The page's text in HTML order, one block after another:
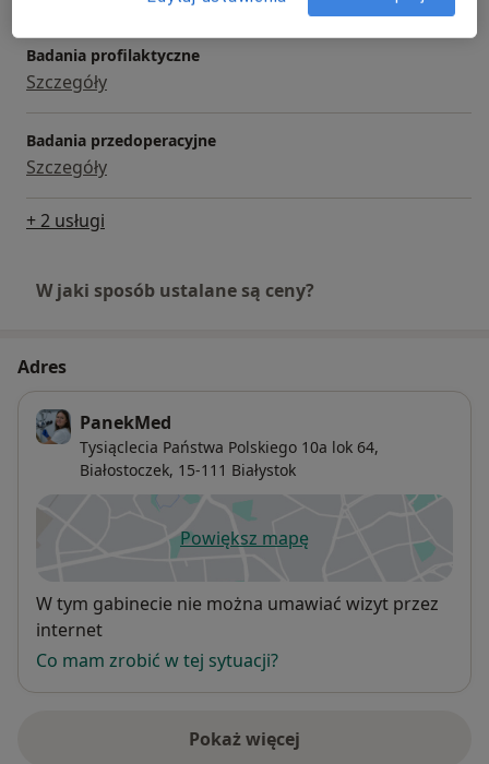
Badania profilaktyczne
Szczegóły
Badania przedoperacyjne
Szczegóły
+ 2 usługi
W jaki sposób ustalane są ceny?
Adres
PanekMed
Tysiąclecia Państwa Polskiego 10a lok 64,
Białostoczek, 15-111 Białystok
Powiększ mapęotwiera się w nowej karcie
Dostępność
W tym gabinecie nie można umawiać wizyt przez
internet
Co mam zrobić w tej sytuacji?
Pokaż więcej
o adresie